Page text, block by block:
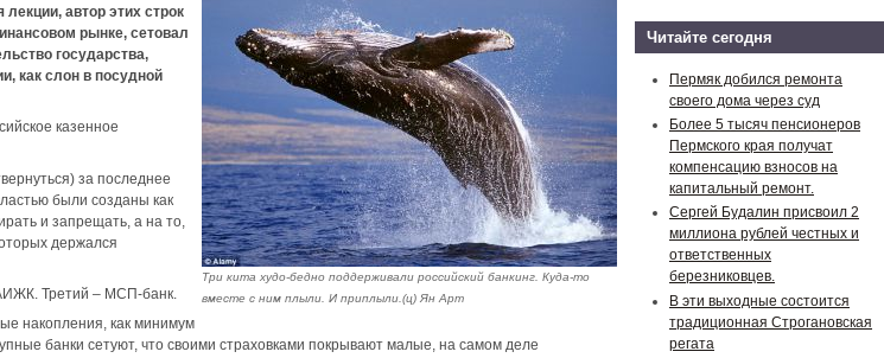
Три кита худо-бедно поддерживали российский банкинг. Куда-то
вместе с ним плыли. И приплыли.(ц) Ян Арт
автор этих строк
рынке, сетовал
государства,
как слон в посудной
казенное
за последнее
были созданы как
и запрещать, а на то,
держался
Третий – МСП-банк.
накопления, как минимум
банки сетуют, что своими страховками покрывают малые, на самом деле
Читайте сегодня
Пермяк добился ремонта
своего дома через суд
Более 5 тысяч пенсионеров
Пермского края получат
компенсацию взносов на
капитальный ремонт.
Сергей Будалин присвоил 2
миллиона рублей честных и
ответственных
березниковцев.
В эти выходные состоится
традиционная Строгановская
регата